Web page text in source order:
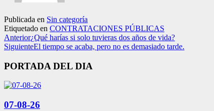
Publicada en Sin categoría
Etiquetado en CONTRATACIONES PÚBLICAS
Anterior¿Qué harías si solo tuvieras dos años de vida?
SiguienteEl tiempo se acaba, pero no es demasiado tarde.
PORTADA DEL DIA
07-08-26